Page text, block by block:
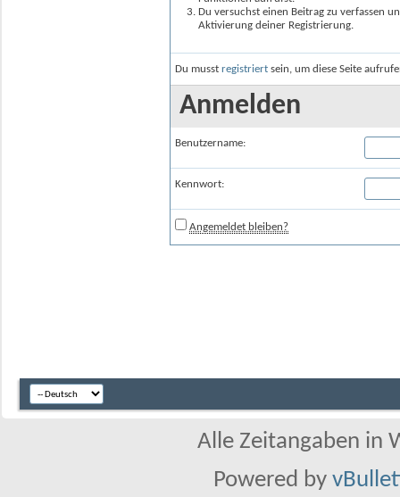
Du versuchst einen Beitrag zu verfassen
Aktivierung deiner Registrierung.
Du musst registriert sein, um diese Seite
Anmelden
Benutzername:
Kennwort:
Angemeldet bleiben?
Alle Zeitangaben in
Powered by